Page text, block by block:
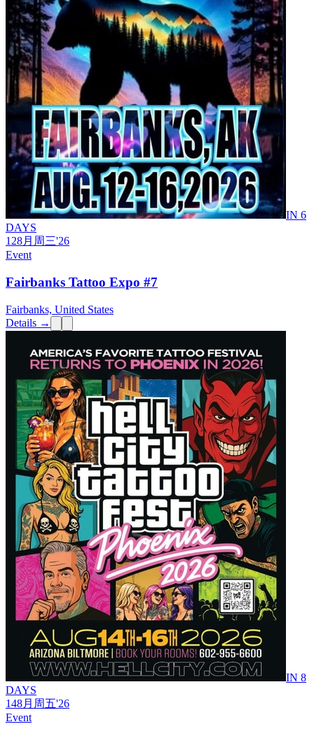
IN 6
DAYS
128月 周三'26
Event
Fairbanks Tattoo Expo #7
Fairbanks, United States
Details →
IN 8
DAYS
148月 周五'26
Event